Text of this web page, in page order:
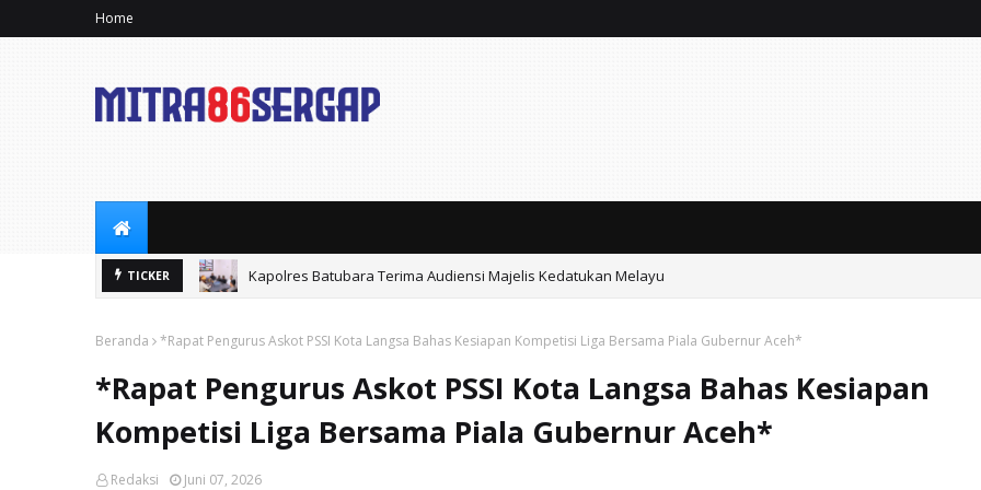
Home
TICKER
Polres Tebingtinggi Amankan Pengedar Sabu di Jalan Soekarno-Hatta
Beranda *Rapat Pengurus Askot PSSI Kota Langsa Bahas Kesiapan Kompetisi Liga Bersama Piala Gubernur Aceh*
*Rapat Pengurus Askot PSSI Kota Langsa Bahas Kesiapan
Kompetisi Liga Bersama Piala Gubernur Aceh*
Redaksi Juni 07, 2026